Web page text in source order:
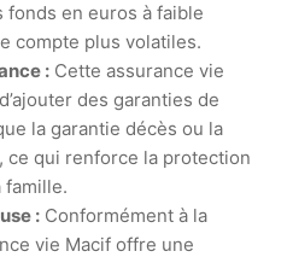
fonds en euros à faible
compte plus volatiles.
: Cette assurance vie
des garanties de
la garantie décès ou la
ce qui renforce la protection
famille.
: Conformément à la
vie Macif offre une